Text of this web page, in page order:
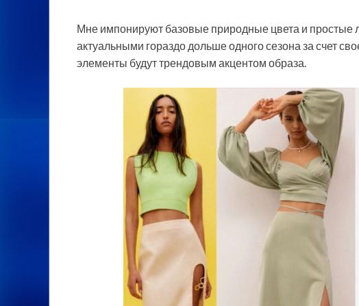
Мне импонируют базовые природные цвета и простые
актуальными гораздо дольше одного сезона за счет
элементы будут трендовым акцентом образа.